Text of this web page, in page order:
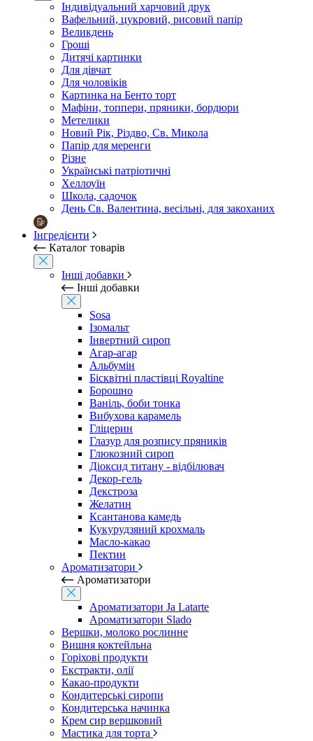
Індивідуальний харчовий друк
Вафельний, цукровий, рисовий папір
Великдень
Гроші
Дитячі картинки
Для дівчат
Для чоловіків
Картинка на Бенто торт
Мафіни, топпери, пряники, бордюри
Метелики
Новий Рік, Різдво, Св. Микола
Папір для меренги
Різне
Українські патріотичні
Хеллоуїн
Школа, садочок
День Св. Валентина, весільні, для закоханих
Інгредієнти
Каталог товарів
Інші добавки
Інші добавки
Sosa
Ізомальт
Інвертний сироп
Агар-агар
Альбумін
Бісквітні пластівці Royaltine
Борошно
Ваніль, боби тонка
Вибухова карамель
Гліцерин
Глазур для розпису пряників
Глюкозний сироп
Діоксид титану - відбілювач
Декор-гель
Декстроза
Желатин
Ксантанова камедь
Кукурудзяний крохмаль
Масло-какао
Пектин
Ароматизатори
Ароматизатори
Ароматизатори Ja Latarte
Ароматизатори Slado
Вершки, молоко рослинне
Вишня коктейльна
Горіхові продукти
Екстракти, олії
Какао-продукти
Кондитерські сиропи
Кондитерська начинка
Крем сир вершковий
Мастика для торта